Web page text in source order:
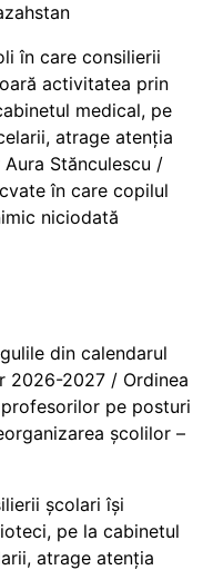
în care consilierii
activitatea prin
medical, pe
atrage atenția
Stănculescu /
în care copilul
niciodată
din calendarul
2026-2027 / Ordinea
pe posturi
școlilor –
școlari își
pe la cabinetul
atrage atenția